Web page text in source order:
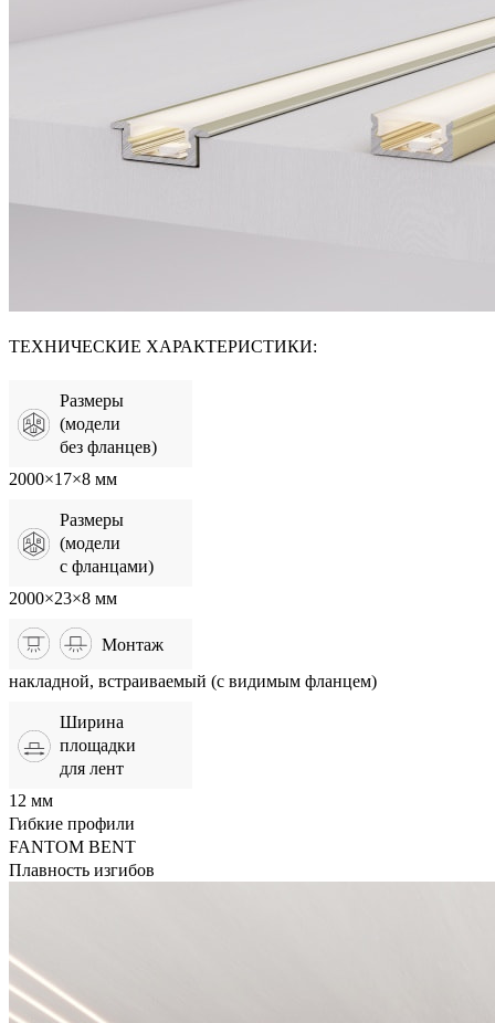
ТЕХНИЧЕСКИЕ ХАРАКТЕРИСТИКИ:
Размеры
(модели
без фланцев)
2000×17×8 мм
Размеры
(модели
с фланцами)
2000×23×8 мм
Монтаж
накладной, встраиваемый (с видимым фланцем)
Ширина
площадки
для лент
12 мм
Гибкие профили
FANTOM BENT
Плавность изгибов